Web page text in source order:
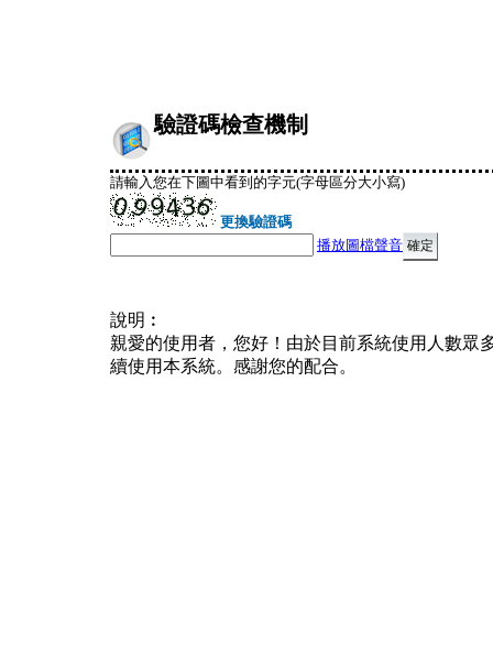
驗證碼檢查機制
請輸入您在下圖中看到的字元(字母區分大小寫)
更換驗證碼
播放圖檔聲音
說明︰
親愛的使用者，您好！由於目前系統使用人數眾
續使用本系統。感謝您的配合。